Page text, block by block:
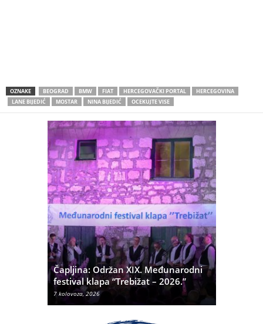
OZNAKE BEOGRAD BMW FIAT HERCEGOVAČKI PORTAL
HERCEGOVINA
LANE BIJEDIĆ
MOSTAR NINA BIJEDIĆ OCEKUJTE VISE
Čapljina: Održan XIX. Međunarodni
festival klapa “Trebižat – 2026.”
7 kolovoza, 2026